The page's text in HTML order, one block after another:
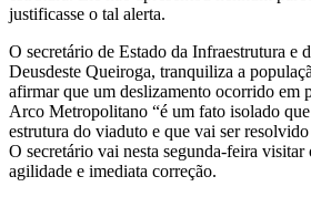
justificasse o tal alerta.
O secretário de Estado da Infraestrutura e
Deusdeste Queiroga, tranquiliza a
afirmar que um deslizamento ocorrido em
Arco Metropolitano “é um fato isolado que
estrutura do viaduto e que vai ser
O secretário vai nesta segunda-feira
agilidade e imediata correção.